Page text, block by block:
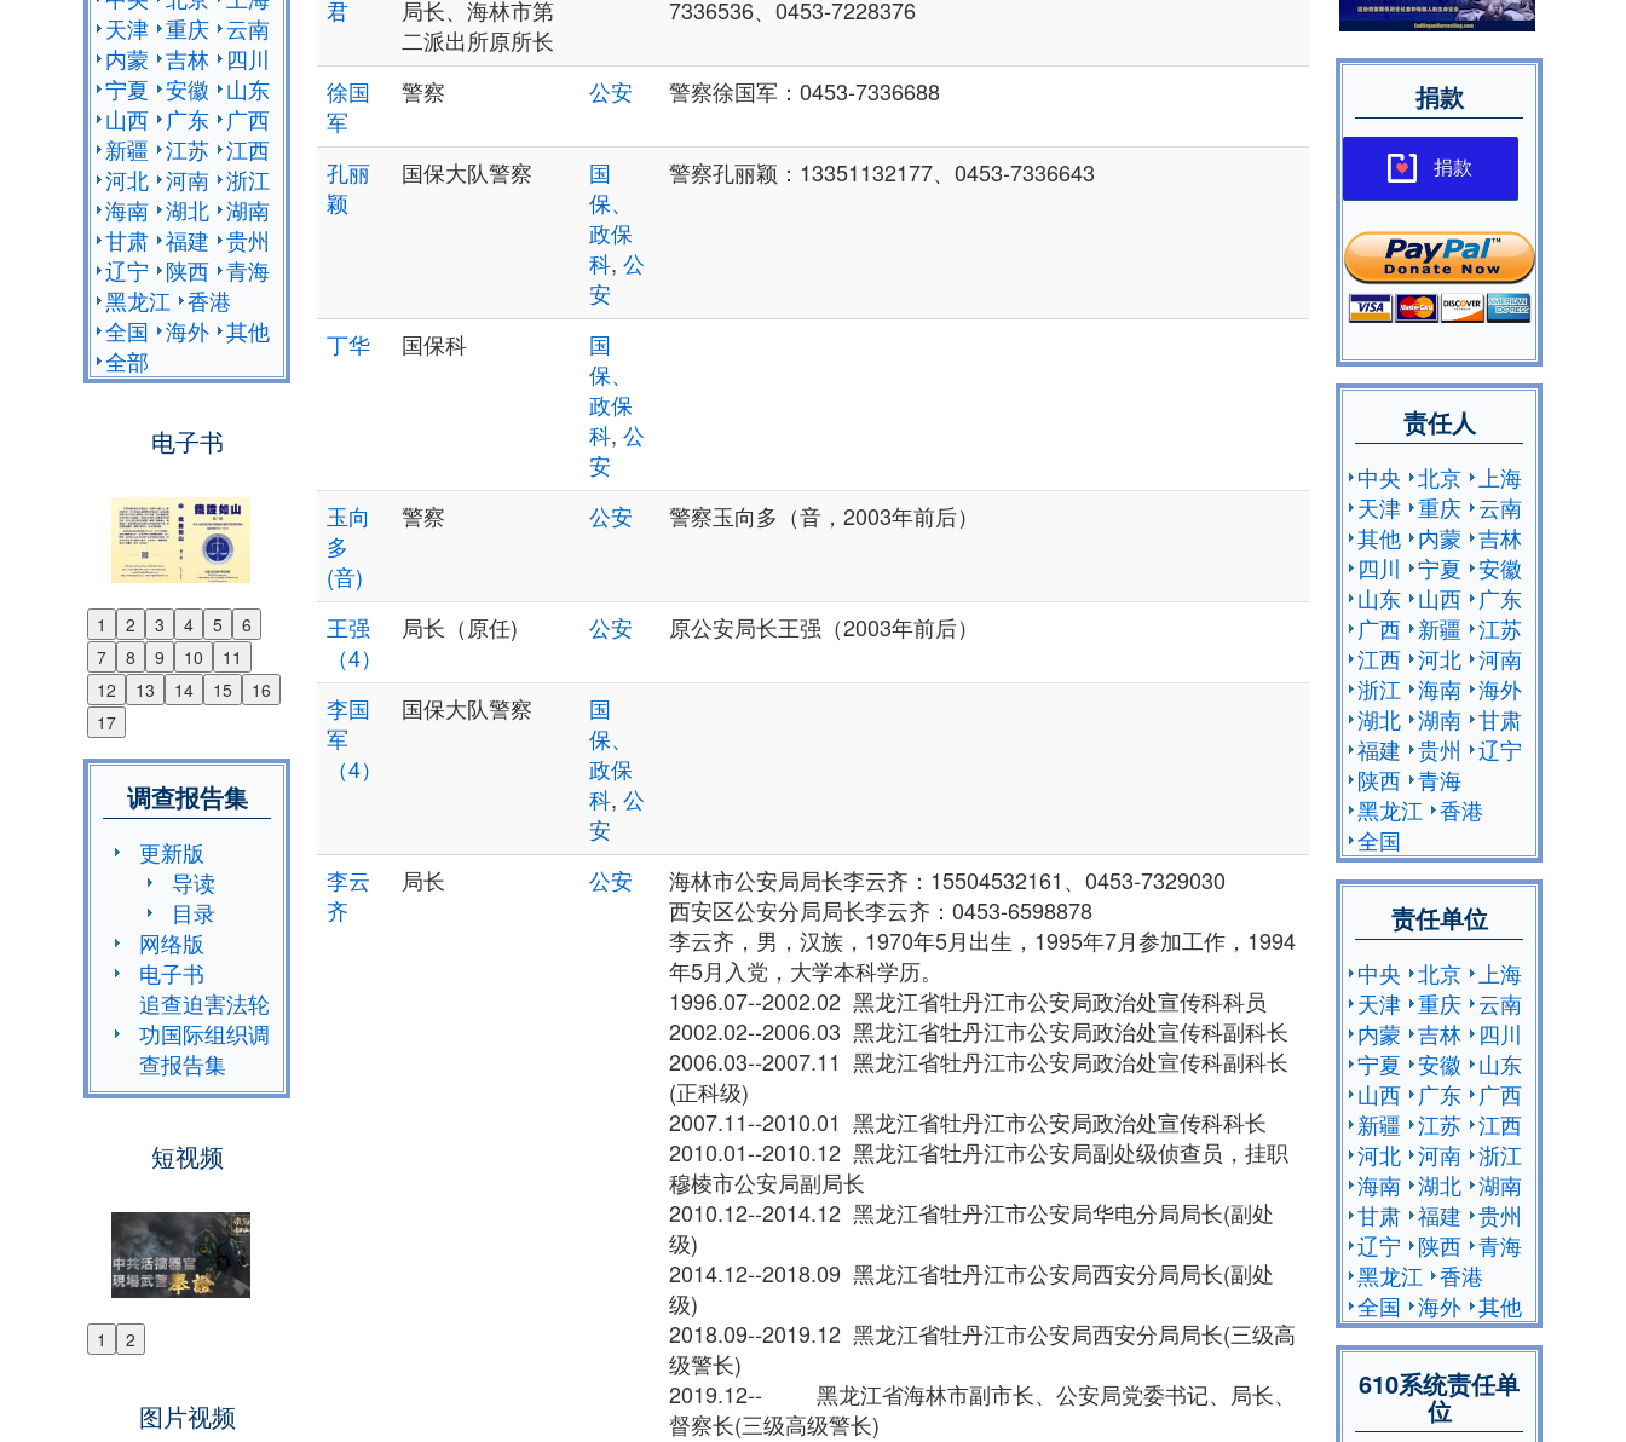
天津 重庆 云南
内蒙 吉林
四川
宁夏 安徽
山东
山西
广东
广西
新疆 江苏 江西
河北 河南 浙江
海南 湖北 湖南
甘肃 福建 贵州
辽宁
陕西 青海
黑龙江 香港
全国 海外 其他
全部
电子书
1 2 3 4 5
6
7
8 9 10
11
12
13 14 15
16
17
Previous
Next
调查报告集
更新版
导读
目录
网络版
电子书
追查迫害法轮
功国际组织调
查报告集
短视频
1 2
Previous
图片视频
君
局长、海林市第
二派出所原所长
7336536、0453-7228376
徐国
军
警察 公安 警察徐国军：0453-7336688
孔丽
颖
国保大队警察
国
保、
政保
科, 公
安
警察孔丽颖：13351132177、0453-7336643
丁华 国保科
国
保、
政保
科, 公
安
玉向
多
(音)
警察 公安 警察玉向多（音，2003年前后）
王强
（4）
局长（原任) 公安 原公安局长王强（2003年前后）
李国
军
（4）
国保大队警察
国
保、
政保
科, 公
安
李云
齐
局长 公安
海林市公安局局长李云齐：15504532161、0453-7329030
西安区公安分局局长李云齐：0453-6598878
李云齐，男，汉族，1970年5月出生，1995年7月参加工作，1994
年5月入党，大学本科学历。
1996.07--2002.02 黑龙江省牡丹江市公安局政治处宣传科科员
2002.02--2006.03 黑龙江省牡丹江市公安局政治处宣传科副科长
2006.03--2007.11 黑龙江省牡丹江市公安局政治处宣传科副科长
(正科级)
2007.11--2010.01 黑龙江省牡丹江市公安局政治处宣传科科长
2010.01--2010.12 黑龙江省牡丹江市公安局副处级侦查员，挂职
穆棱市公安局副局长
2010.12--2014.12 黑龙江省牡丹江市公安局华电分局局长(副处
级)
2014.12--2018.09 黑龙江省牡丹江市公安局西安分局局长(副处
级)
2018.09--2019.12 黑龙江省牡丹江市公安局西安分局局长(三级高
级警长)
2019.12-- 黑龙江省海林市副市长、公安局党委书记、局长、
督察长(三级高级警长)
捐款
捐款
责任人
中央 北京
上海
天津 重庆 云南
其他 内蒙 吉林
四川
宁夏 安徽
山东 山西
广东
广西 新疆 江苏
江西 河北 河南
浙江 海南 海外
湖北 湖南 甘肃
福建 贵州
辽宁
陕西 青海
黑龙江 香港
全国
责任单位
中央 北京
上海
天津 重庆 云南
内蒙 吉林
四川
宁夏 安徽
山东
山西
广东
广西
新疆 江苏 江西
河北 河南 浙江
海南 湖北 湖南
甘肃 福建 贵州
辽宁
陕西 青海
黑龙江 香港
全国 海外 其他
610系统责任单
位